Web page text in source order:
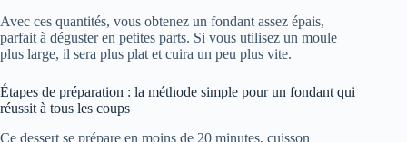
Avec ces quantités, vous obtenez un fondant assez épais,
parfait à déguster en petites parts. Si vous utilisez un moule
plus large, il sera plus plat et cuira un peu plus vite.
Étapes de préparation : la méthode simple pour un fondant qui
réussit à tous les coups
Ce dessert se prépare en moins de 20 minutes, cuisson